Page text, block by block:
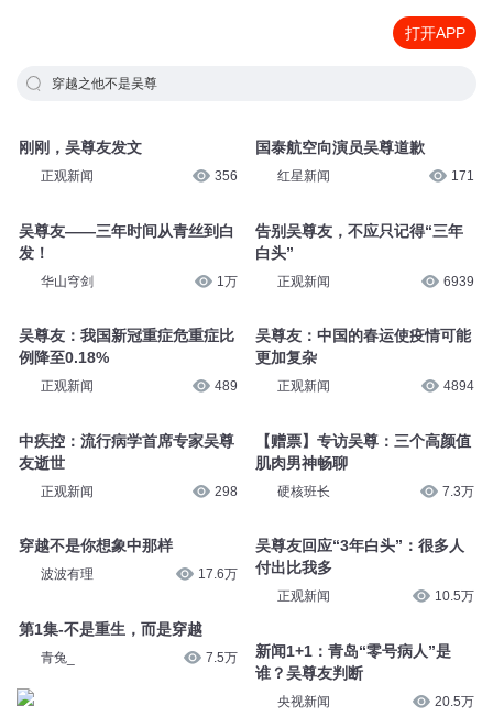
打开APP
穿越之他不是吴尊
刚刚，吴尊友发文
正观新闻 356
吴尊友——三年时间从青丝到白
发！
华山穹剑 1万
吴尊友：我国新冠重症危重症比
例降至0.18%
正观新闻 489
中疾控：流行病学首席专家吴尊
友逝世
正观新闻 298
穿越不是你想象中那样
波波有理 17.6万
第1集-不是重生，而是穿越
青兔_ 7.5万
国泰航空向演员吴尊道歉
红星新闻 171
告别吴尊友，不应只记得“三年
白头”
正观新闻 6939
吴尊友：中国的春运使疫情可能
更加复杂
正观新闻 4894
【赠票】专访吴尊：三个高颜值
肌肉男神畅聊
硬核班长 7.3万
吴尊友回应“3年白头”：很多人
付出比我多
正观新闻 10.5万
新闻1+1：青岛“零号病人”是
谁？吴尊友判断
央视新闻 20.5万